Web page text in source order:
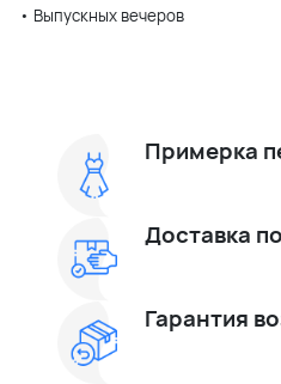
• Выпускных вечеров
Примерка
Доставка
Гарантия